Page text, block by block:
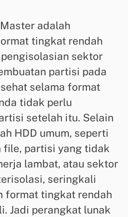
adalah
tingkat rendah
sektor
partisi pada
selama format
tidak perlu
setelah itu. Selain
HDD umum, seperti
file, partisi yang tidak
lambat, atau sektor
seringkali
format tingkat rendah
Jadi perangkat lunak